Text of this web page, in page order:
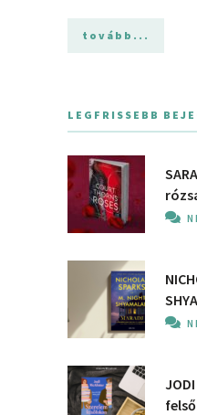
tovább...
LEGFRISSEBB